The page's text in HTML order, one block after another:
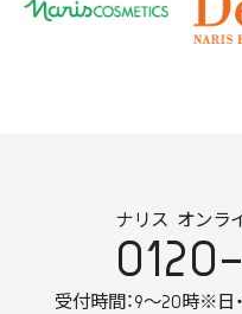
ナリス オンラ
受付時間：9～20時※日